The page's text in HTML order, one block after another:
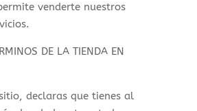
venderte nuestros
DE LA TIENDA EN
declaras que tienes al